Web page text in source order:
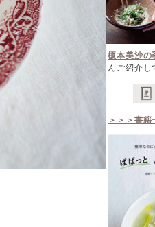
榎本美沙の
んご紹介し
＞＞＞書籍